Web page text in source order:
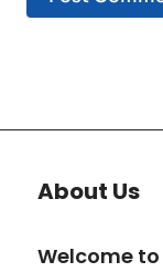
About Us
Welcome to